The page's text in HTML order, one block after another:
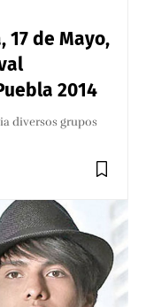
17 de Mayo,
2014
diversos grupos